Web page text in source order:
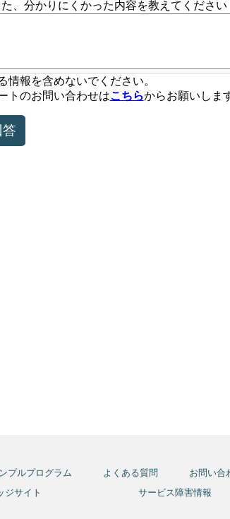
プルプログラム よくある質問
お問い合
ジサイト サービス障害情報